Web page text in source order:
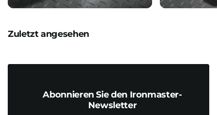
Zuletzt angesehen
Abonnieren Sie den Ironmaster-
Newsletter